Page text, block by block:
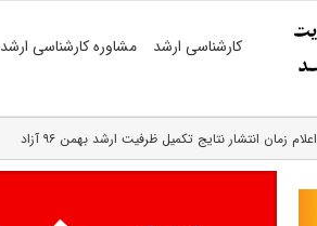
کارشناسی ارشد مشاوره کارشناسی ارشد
اعلام زمان انتشار نتایج تکمیل ظرفیت ارشد بهمن ۹۶ آزاد